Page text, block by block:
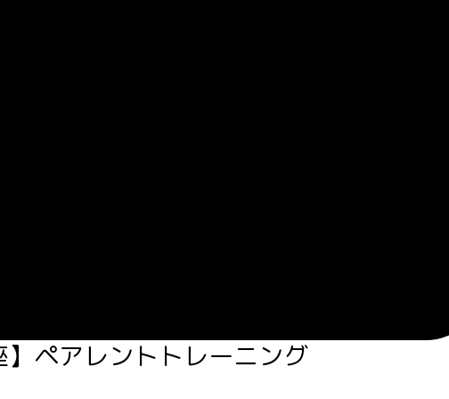
】ペアレントトレーニング